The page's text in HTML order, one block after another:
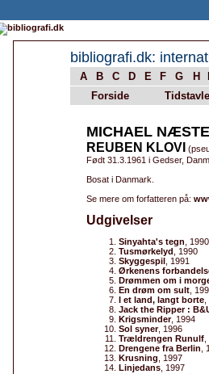
bibliografi.dk:
A B C D E F G H
Forside
Tidstavle
MICHAEL
REUBEN KLOVI
Født 31.3.1961 i Gedser,
Bosat i Danmark.
Se mere om forfatteren på:
Udgivelser
Sinyahta's tegn , 1990
Tusmørkelyd , 1990
Skyggespil , 1991
Ørkenens
Drømmen om i
En drøm om sult ,
I et land, langt borte
Jack the Ripper :
Krigsminder, 1994
Sol syner, 1996
Trældrengen Runulf
Drengene fra Berlin ,
Krusning , 1997
Linjedans , 1997